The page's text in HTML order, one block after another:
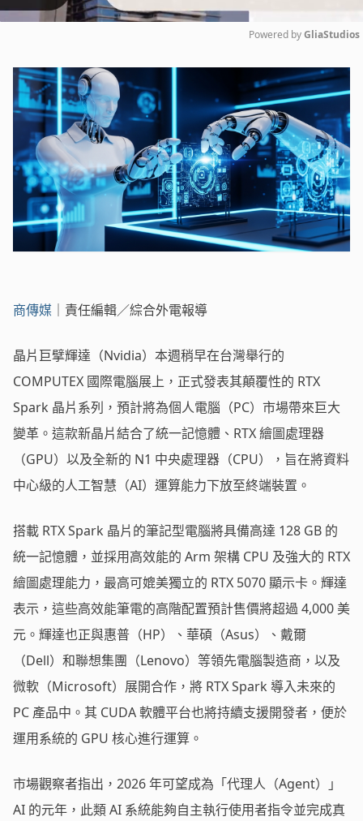
Mute
Powered by GliaStudios
商傳媒 ｜責任編輯／綜合外電報導
晶片巨擘輝達（Nvidia）本週稍早在台灣舉行的
COMPUTEX 國際電腦展上，正式發表其顛覆性的 RTX
Spark 晶片系列，預計將為個人電腦（PC）市場帶來巨大
變革。這款新晶片結合了統一記憶體、RTX 繪圖處理器
（GPU）以及全新的 N1 中央處理器（CPU），旨在將資料
中心級的人工智慧（AI）運算能力下放至終端裝置。
搭載 RTX Spark 晶片的筆記型電腦將具備高達 128 GB 的
統一記憶體，並採用高效能的 Arm 架構 CPU 及強大的 RTX
繪圖處理能力，最高可媲美獨立的 RTX 5070 顯示卡。輝達
表示，這些高效能筆電的高階配置預計售價將超過 4,000 美
元。輝達也正與惠普（HP）、華碩（Asus）、戴爾
（Dell）和聯想集團（Lenovo）等領先電腦製造商，以及
微軟（Microsoft）展開合作，將 RTX Spark 導入未來的
PC 產品中。其 CUDA 軟體平台也將持續支援開發者，便於
運用系統的 GPU 核心進行運算。
市場觀察者指出，2026 年可望成為「代理人（Agent）」
AI 的元年，此類 AI 系統能夠自主執行使用者指令並完成真